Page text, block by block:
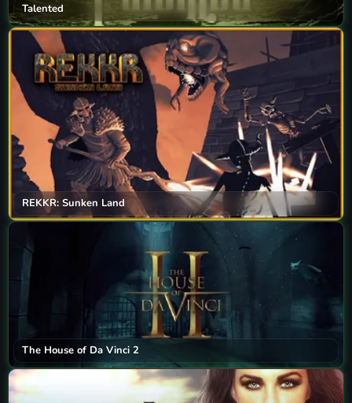
Talented
REKKR: Sunken Land
The House of Da Vinci 2